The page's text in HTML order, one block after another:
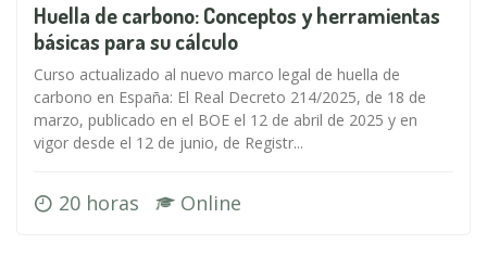
Huella de carbono: Conceptos y herramientas
básicas para su cálculo
Curso actualizado al nuevo marco legal de huella de
carbono en España: El Real Decreto 214/2025, de 18 de
marzo, publicado en el BOE el 12 de abril de 2025 y en
vigor desde el 12 de junio, de Registr...
20 horas Online